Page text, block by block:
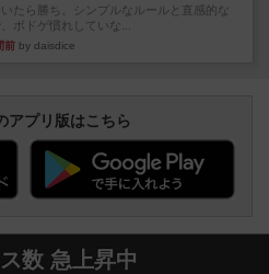
たら勝ち。シンプルなルールと直感的な
、ボドゲ慣れしていな...
前 by daisdice
アプリ版はこちら
数 急上昇中